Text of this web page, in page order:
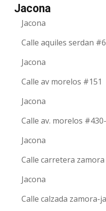
Jacona
Jacona
Calle aquiles serdan
Jacona
Calle av morelos #151
Jacona
Calle av. morelos
Jacona
Calle carretera
Jacona
Calle calzada zamora-